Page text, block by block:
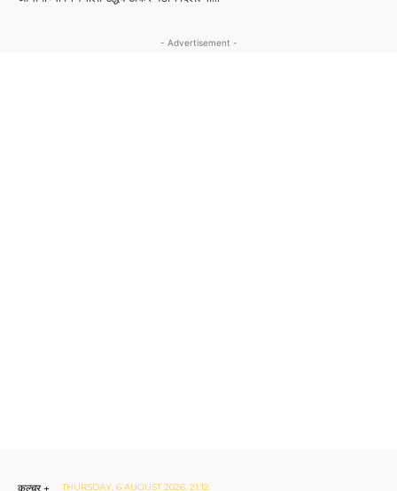
- Advertisement -
कल्चर + THURSDAY, 6 AUGUST 2026, 21:12